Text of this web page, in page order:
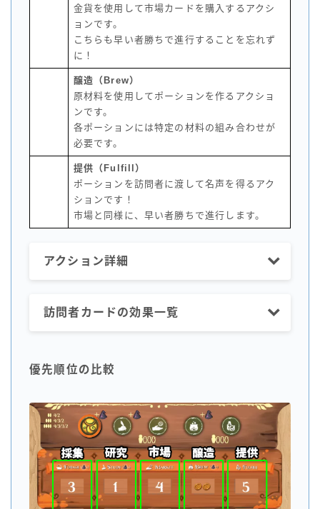
金貨を使用して市場カードを購入するアクシ
ョンです。
こちらも早い者勝ちで進行することを忘れず
に！
醸造（Brew）
原材料を使用してポーションを作るアクショ
ンです。
各ポーションには特定の材料の組み合わせが
必要です。
提供（Fulfill）
ポーションを訪問者に渡して名声を得るアク
ションです！
市場と同様に、早い者勝ちで進行します。
アクション詳細
訪問者カードの効果一覧
優先順位の比較